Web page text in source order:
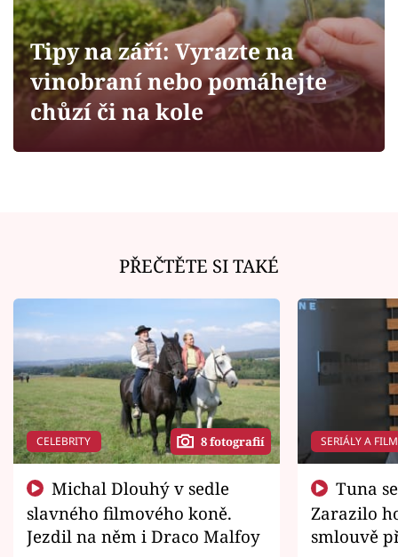
Sledujte prima+
Filmový festival Karlovy Vary
Sledujte nás
Tipy na září: Vyrazte na
vinobraní nebo pomáhejte
chůzí či na kole
PŘEČTĚTE SI TAKÉ
CELEBRITY 8 fotografií
slavného filmového koně.
Jezdil na něm i Draco Malfoy
SERIÁLY A
Zarazilo
smlouvě